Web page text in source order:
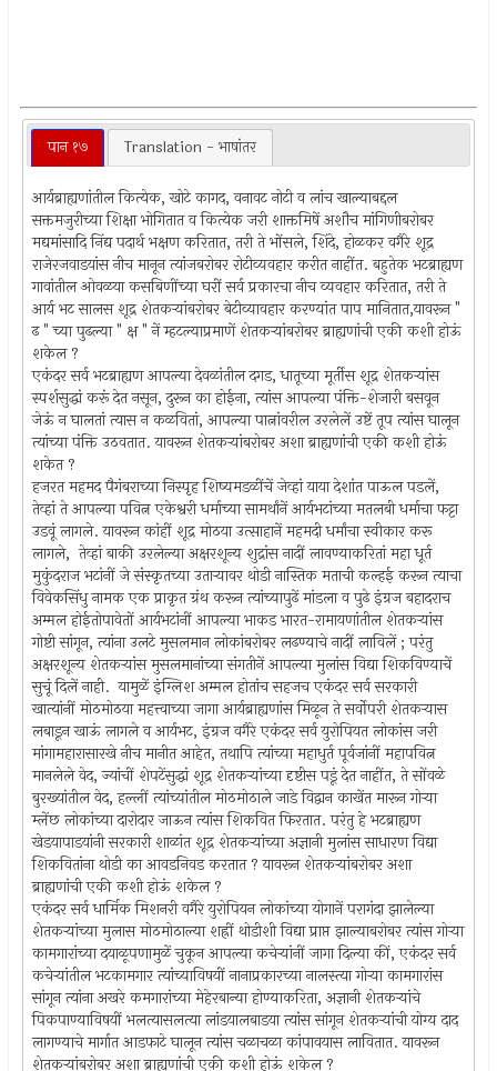
पान १७ Translation - भाषांतर
आर्यब्राह्यणांतील कित्येक, खोटे कागद, वनावट नोटी व लांच खाल्याबद्दल
सक्तमजुरीच्या शिक्षा भोगितात व कित्येक जरी शाक्तमिषें अशौच मांगिणीबरोबर
मद्यमांसादि निंद्य पदार्थ भक्षण करितात, तरी ते भोंसले, शिंदे, होळकर वगैरे शूद्र
राजेरजवाडयांस नीच मानून त्यांजबरोबर रोटीव्यवहार करीत नाहींत. बहुतेक भटब्राह्यण
गावांतील ओवळया कसबिणींच्या घरीं सर्व प्रकारचा नीच व्यवहार करितात, तरी ते
आर्य भट सालस शूद्र शेतकर्‍यांबरोबर बेटीव्यावहार करण्यांत पाप मानितात,यावरून "
ढ " च्या पुढल्या " क्ष " नें म्हटल्याप्रमाणें शेतकर्‍यांबरोबर ब्राह्यणांची एकी कशी होऊं
शकेल ?
एकंदर सर्व भटब्राह्यण आपल्या देवळांतील दगड, धातूच्या मूर्तीस शूद्र शेतकर्‍यांस
स्पर्शसुद्धां करूं देत नसून, दुरून का होईना, त्यांस आपल्या पंक्ति-शेजारी बसवून
जेऊं न घालतां त्यास न कळवितां, आपल्या पात्नांवरील उरलेलें उष्टें तूप त्यांस घालून
त्यांच्या पंक्ति उठवतात. यावरून शेतकर्‍यांबरोबर अशा ब्राह्यणांची एकी कशी होऊं
शकेत ?
हजरत महमद पैगंबराच्या निस्पृह शिष्यमडळींचें जेव्हां याया देशांत पाऊल पडलें,
तेव्हां ते आपल्या पवित्न एकेश्वरी धर्माच्या सामर्थांनें आर्यभटांच्या मतलबी धर्माचा फट्टा
उडवूं लागले. यावरून कांहीं शूद्र मोठया उत्साहानें महमदी धर्मांचा स्वीकार करू
लागले, तेव्हां बाकी उरलेल्या अक्षरशून्य शुद्रांस नादीं लावण्याकरितां महा धूर्त
मुकुंदराज भटांनीं जे संस्कृतच्या उतार्‍यावर थोडी नास्तिक मताची कल्हई करून त्याचा
विवेकसिंधु नामक एक प्राकृत ग्रंथ करून त्यांच्यापुढें मांडला व पुढे इंग्रज बहादराच
अम्मल होईतोपावेतों आर्यभटांनीं आपल्या भाकड भारत-रामायणांतील शेतकर्‍यांस
गोष्टी सांगून, त्यांना उलटे मुसलमान लोकांबरोबर लढण्याचे नादीं लाविलें ; परंतु
अक्षरशून्य शेतकर्‍यांस मुसलमानांच्या संगतीनें आपल्या मुलांस विद्या शिकविण्याचें
सुचूं दिलें नाही. यामुळें इंग्लिश अम्मल होतांच सहजच एकंदर सर्व सरकारी
खात्यांनीं मोठमोठया महत्त्वाच्या जागा आर्यब्राह्यणांस मिळून ते सर्वोपरी शेतकर्‍यास
लबाडून खाऊं लागले व आर्यभट, इंग्रज वगैरे एकंदर सर्व युरोपियत लोकांस जरी
मांगामहारासारखे नीच मानीत आहेत, तथापि त्यांच्या महाधुर्त पूर्वजांनीं महापवित्न
मानलेले वेद, ज्यांचीं शेपटेंसुद्धां शूद्र शेतकर्‍यांच्या दृष्टीस पडूं देत नाहींत, ते सोंवळे
बुरख्यांतील वेद, हल्लीं त्यांच्यांतील मोठमोठाले जाडे विद्वान काखेंत मारून गोर्‍या
म्लेंछ लोकांच्या दारोदार जाऊन त्यांस शिकवित फिरतात. परंतु हे भटब्राह्यण
खेडयापाडयांनी सरकारी शाळांत शूद्र शेतकर्‍यांच्या अज्ञानी मुलांस साधारण विद्या
शिकवितांना थोडी का आवडनिवड करतात ? यावरून शेतकर्‍यांबरोबर अशा
ब्राह्यणांची एकी कशी होऊं शकेल ?
एकंदर सर्व धार्मिक मिशनरी वगैरे युरोपियन लोकांच्या योगानें परागंदा झालेल्या
शेतकर्‍यांच्या मुलास मोठमोठाल्या शह्रीं थोडीशी विद्या प्राप्त झाल्याबरोबर त्यांस गोर्‍या
कामगारांच्या दयाळूपणामुळें चुकून आपल्या कचेर्‍यांनीं जागा दिल्या कीं, एकंदर सर्व
कचेर्‍यांतील भटकामगार त्यांच्याविषयीं नानाप्रकारच्या नालस्त्या गोर्‍या कामगारांस
सांगून त्यांना अखरे कमगारांच्या मेहेरबान्या होण्याकरिता, अज्ञानी शेतकर्‍यांचे
पिकपाण्याविषयीं भलत्यासलत्या लांडयालबाडया त्यांस सांगून शेतकर्‍यांची योग्य दाद
लागण्याचे मार्गात आडफाटे घालून त्यांस चळाचळा कांपावयास लावितात. यावरून
शेतकर्‍यांबरोबर अशा ब्राह्यणांची एकी कशी होऊं शकेल ?